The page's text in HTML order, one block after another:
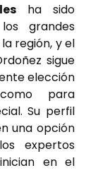
ha sido
grandes
región, y el
sigue
elección
para
Su perfil
una opción
expertos
en el